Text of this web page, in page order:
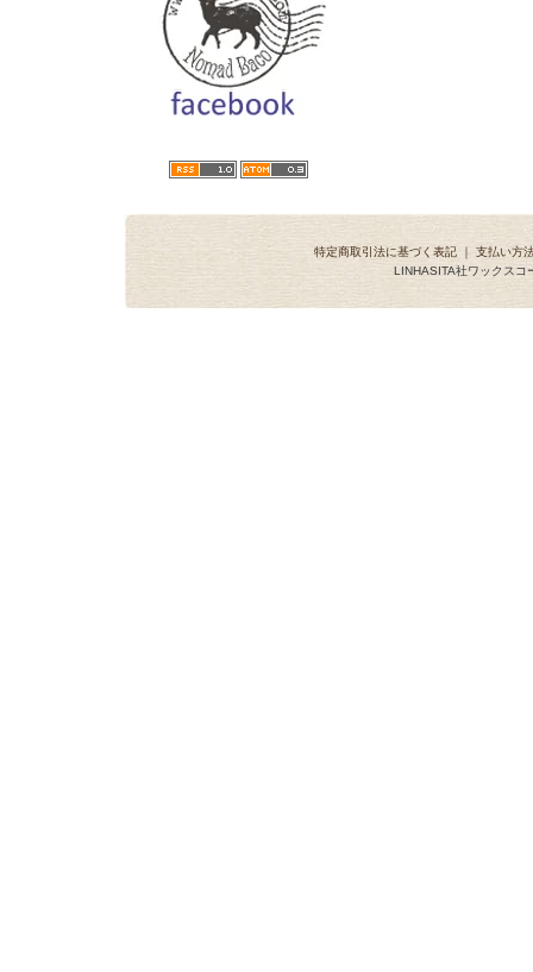
特定商取引法に基づく表記｜ 支払い方
LINHASITA社ワックスコ